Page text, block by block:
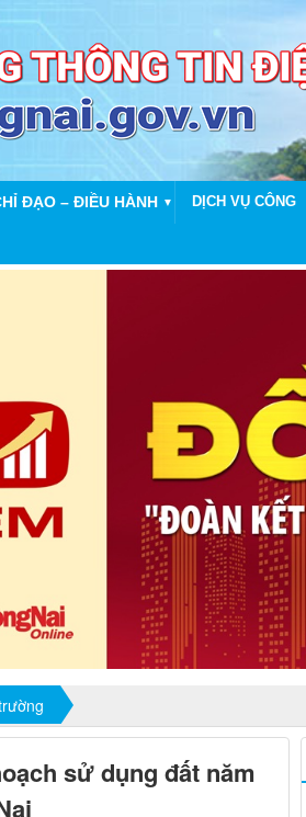
ĐẠO – ĐIỀU HÀNH ▼ DỊCH VỤ CÔNG
sử dụng đất năm